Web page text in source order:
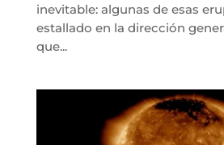
inevitable: algunas de esas
estallado en la dirección
que...